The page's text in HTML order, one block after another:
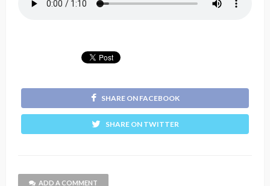
SHARE ON FACEBOOK
SHARE ON TWITTER
ADD A COMMENT